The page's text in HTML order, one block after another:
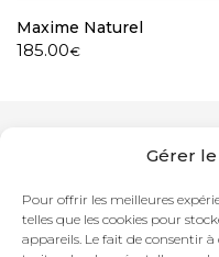
Gérer
Pour offrir les meilleures
telles que les cookies pour
appareils. Le fait de consentir
Maxime Naturel
185.00€
Adresse mail